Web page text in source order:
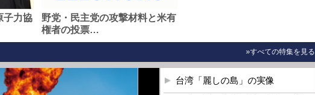
子力協
野党・民主党の攻撃材料と米有
権者の投票…
»すべての特集を見る
台湾「麗しの島」の実像